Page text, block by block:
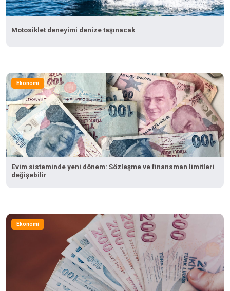
Motosiklet deneyimi denize taşınacak
Ekonomi
Evim sisteminde yeni dönem: Sözleşme ve finansman limitleri
değişebilir
Ekonomi